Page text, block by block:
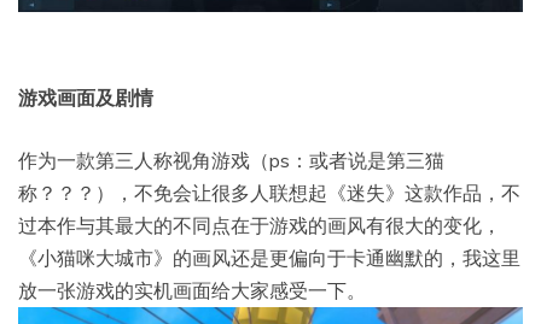
游戏画面及剧情
作为一款第三人称视角游戏（ps：或者说是第三猫
称？？？），不免会让很多人联想起《迷失》这款作品，不
过本作与其最大的不同点在于游戏的画风有很大的变化，
《小猫咪大城市》的画风还是更偏向于卡通幽默的，我这里
放一张游戏的实机画面给大家感受一下。